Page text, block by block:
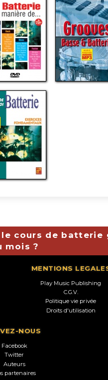
le cours de batterie
mois ?
MENTIONS
Play Music Publishing
C.G.V.
Politique vie privée
Droits d'utilisation
NOUS
Facebook
Twitter
Auteurs
partenaires